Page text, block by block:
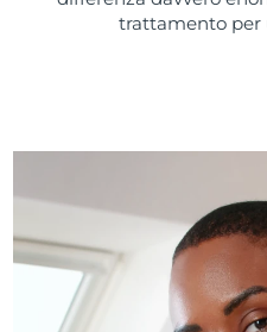
trattamento per